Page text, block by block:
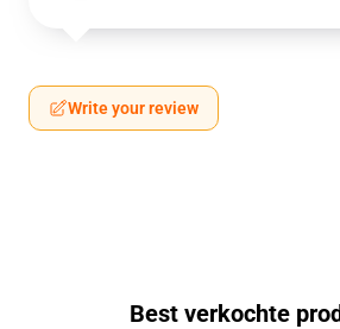
Write your review
Best verkochte